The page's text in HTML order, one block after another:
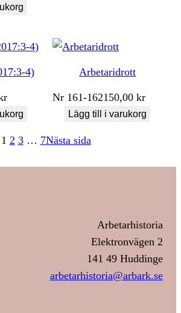
4) Arbetaridrott
Nr 161-162150,00kr
Lägg till i varukorg
1 2 3 … 7Nästa sida
Arbetarhistoria
Elektronvägen 2
141 49 Huddinge
arbetarhistoria@arbark.se